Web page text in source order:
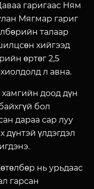
гаригаас Ням
Мягмар гариг
талаар
хийгээд
өртөг 2,5
л авна.
хамгийн доод дүн
бол
дараа сар луу
дүнтэй үлдэгдэл
нь урьдаас
гарсан